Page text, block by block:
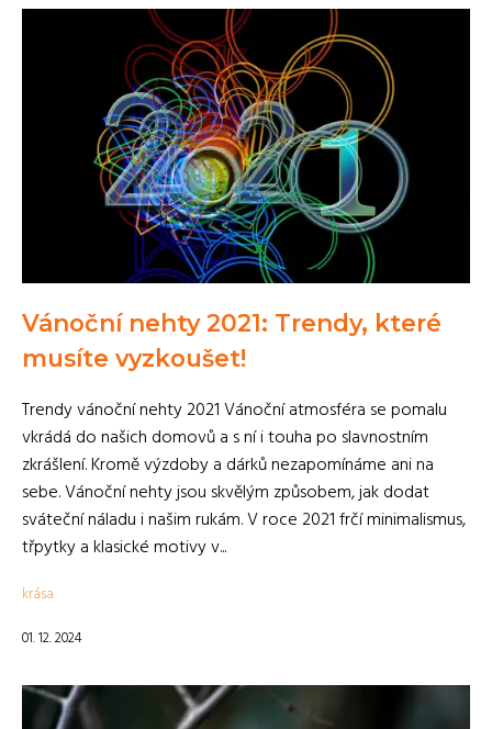
Vánoční nehty 2021: Trendy, které
musíte vyzkoušet!
Trendy vánoční nehty 2021 Vánoční atmosféra se pomalu
vkrádá do našich domovů a s ní i touha po slavnostním
zkrášlení. Kromě výzdoby a dárků nezapomínáme ani na
sebe. Vánoční nehty jsou skvělým způsobem, jak dodat
sváteční náladu i našim rukám. V roce 2021 frčí minimalismus,
třpytky a klasické motivy v...
krása
01. 12. 2024